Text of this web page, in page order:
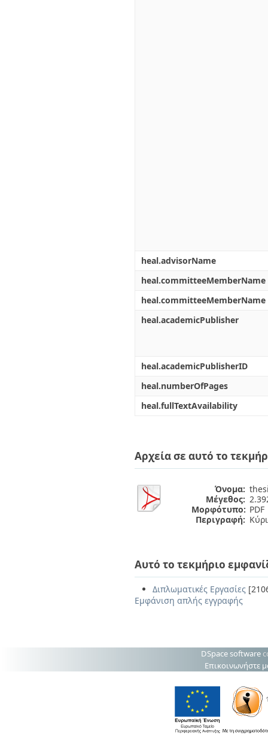
heal.advisorName
heal.committeeMemberName
heal.committeeMemberName
heal.academicPublisher
heal.academicPublisherID
heal.numberOfPages
heal.fullTextAvailability
Αρχεία σε αυτό το
Όνομα:
Μέγεθος:
Μορφότυπο: PDF
Περιγραφή:
Αυτό το τεκμήριο
Διπλωματικές Εργασίες
Εμφάνιση απλής εγγραφής
DSpace software
Επικοινωνήστε